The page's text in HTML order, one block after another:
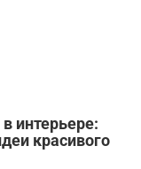
интерьере:
красивого